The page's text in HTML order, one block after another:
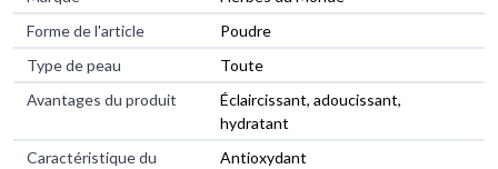
Forme de l'article
Poudre
Type de peau
Toute
Avantages du produit
Éclaircissant, adoucissant,
hydratant
Caractéristique du
Antioxydant